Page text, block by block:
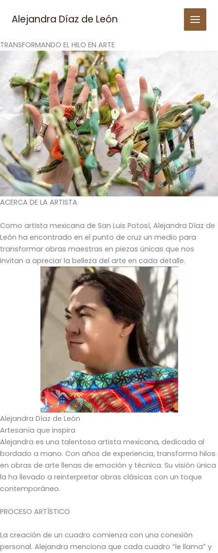
Alejandra Díaz de León
TRANSFORMANDO EL HILO EN ARTE
ACERCA DE LA ARTISTA
Como artista mexicana de San Luis Potosí, Alejandra Díaz de
León ha encontrado en el punto de cruz un medio para
transformar obras maestras en piezas únicas que nos
invitan a apreciar la belleza del arte en cada detalle.
Alejandra Díaz de León
Artesanía que inspira
Alejandra es una talentosa artista mexicana, dedicada al
bordado a mano. Con años de experiencia, transforma hilos
en obras de arte llenas de emoción y técnica. Su visión única
la ha llevado a reinterpretar obras clásicas con un toque
contemporáneo.
PROCESO ARTÍSTICO
La creación de un cuadro comienza con una conexión
personal. Alejandra menciona que cada cuadro “le llama” y